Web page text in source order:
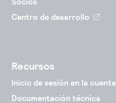
Centro de desarrollo
Recursos
Inicio de sesión en la cuenta
Documentación técnica